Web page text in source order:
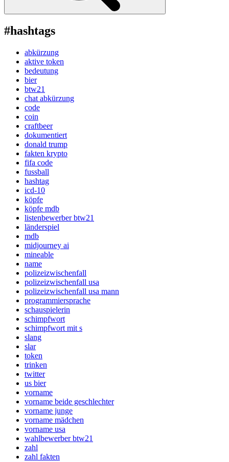
#hashtags
abkürzung
aktive token
bedeutung
bier
btw21
chat abkürzung
code
coin
craftbeer
dokumentiert
donald trump
fakten krypto
fifa code
fussball
hashtag
icd-10
köpfe
köpfe mdb
listenbewerber btw21
länderspiel
mdb
midjourney ai
mineable
name
polizeizwischenfall
polizeizwischenfall usa
polizeizwischenfall usa mann
programmiersprache
schauspielerin
schimpfwort
schimpfwort mit s
slang
slar
token
trinken
twitter
us bier
vorname
vorname beide geschlechter
vorname junge
vorname mädchen
vorname usa
wahlbewerber btw21
zahl
zahl fakten